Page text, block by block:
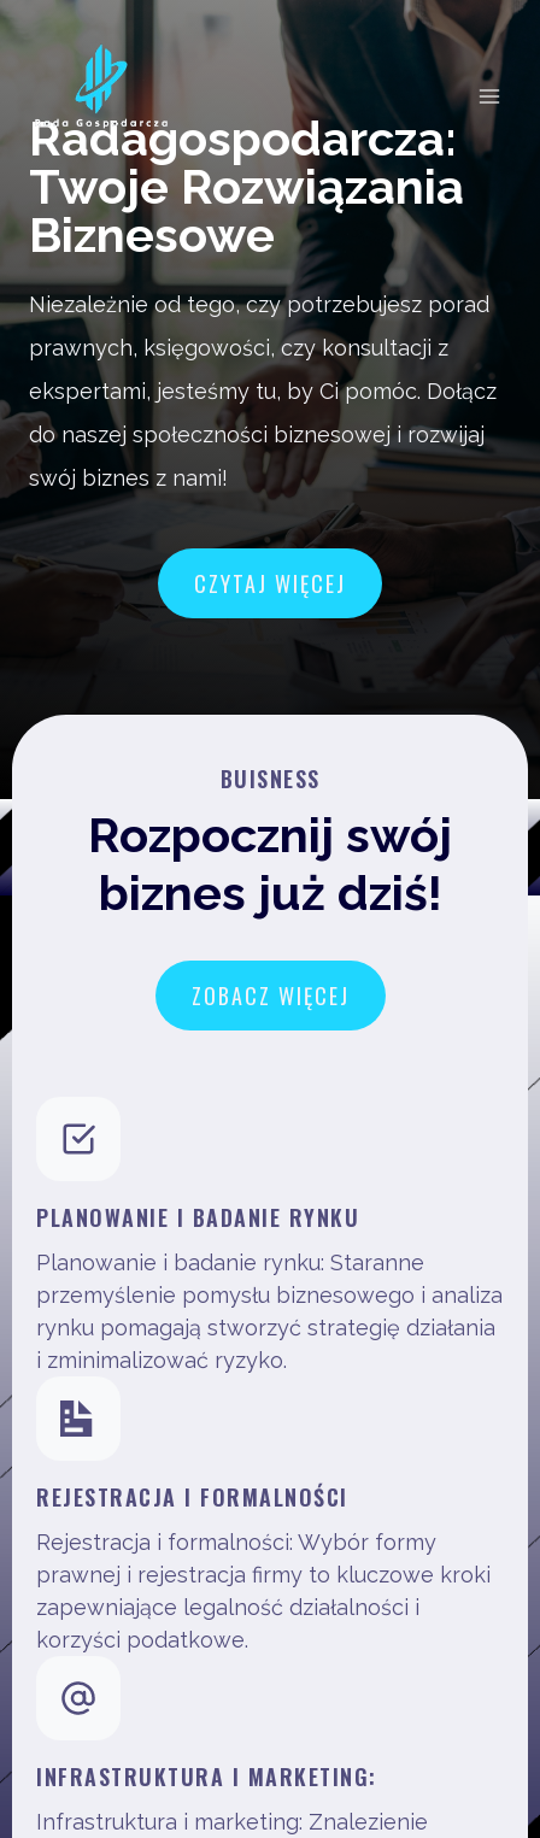
Przejdź
Radagospodarcza:
Twoje Rozwiązania
Biznesowe
Niezależnie od tego, czy potrzebujesz porad
prawnych, księgowości, czy konsultacji z
ekspertami, jesteśmy tu, by Ci pomóc. Dołącz
do naszej społeczności biznesowej i rozwijaj
swój biznes z nami!
CZYTAJ WIĘCEJ
BUISNESS
Rozpocznij swój
biznes już dziś!
ZOBACZ WIĘCEJ
PLANOWANIE I BADANIE RYNKU
Planowanie i badanie rynku: Staranne
przemyślenie pomysłu biznesowego i analiza
rynku pomagają stworzyć strategię działania
i zminimalizować ryzyko.
REJESTRACJA I FORMALNOŚCI
Rejestracja i formalności: Wybór formy
prawnej i rejestracja firmy to kluczowe kroki
zapewniające legalność działalności i
korzyści podatkowe.
INFRASTRUKTURA I MARKETING:
Infrastruktura i marketing: Znalezienie